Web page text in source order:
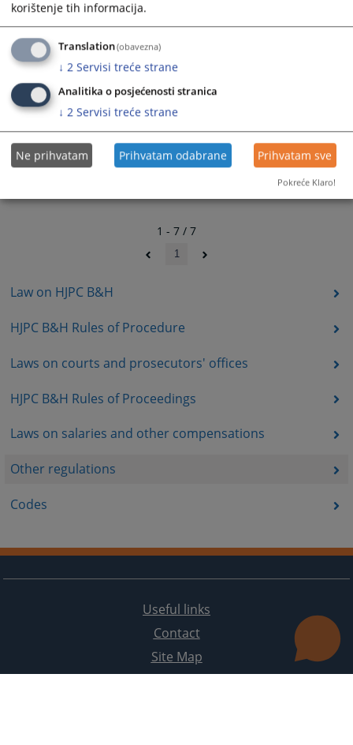
Law on HJPC B&H
HJPC B&H Rules of Procedure
Laws on courts and prosecutors' offices
HJPC B&H Rules of Proceedings
Laws on salaries and other compensations
Other regulations
Codes
kroz utemeljenje VSTV-a BiH
1 - 7 / 7
1
Useful links
Contact
Site Map
korištenje tih informacija.
Translation(obavezna)
↓ 2 Servisi treće strane
Analitika o posjećenosti stranica
↓ 2 Servisi treće strane
Ne prihvatam Prihvatam odabrane Prihvatam sve
Pokreće Klaro!